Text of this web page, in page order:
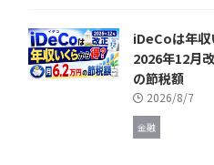
iDeCoは年収
2026年12月
の節税額
2026/8/7
金融